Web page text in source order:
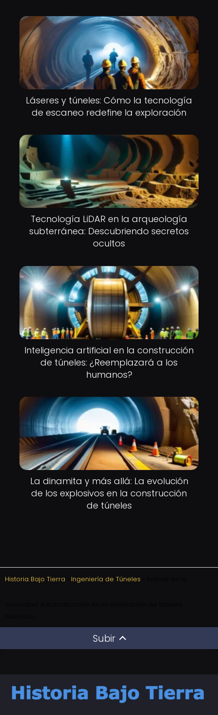
Láseres y túneles: Cómo la tecnología
de escaneo redefine la exploración
Tecnología LiDAR en la arqueología
subterránea: Descubriendo secretos
ocultos
Inteligencia artificial en la construcción
de túneles: ¿Reemplazará a los
humanos?
La dinamita y más allá: La evolución
de los explosivos en la construcción
de túneles
Historia Bajo Tierra Ingeniería de Túneles
Subir